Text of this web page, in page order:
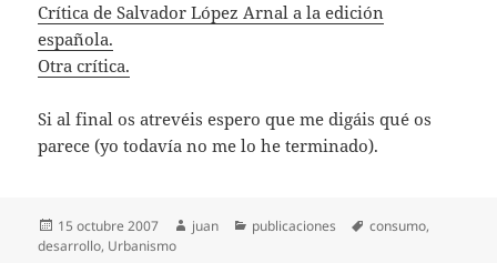
Crítica de Salvador López Arnal a la edición
española.
Otra crítica.
Si al final os atrevéis espero que me digáis qué os
parece (yo todavía no me lo he terminado).
Publicado
el
15 octubre 2007 Autor
juan Categorías
publicaciones Etiquetas
consumo,
desarrollo, Urbanismo